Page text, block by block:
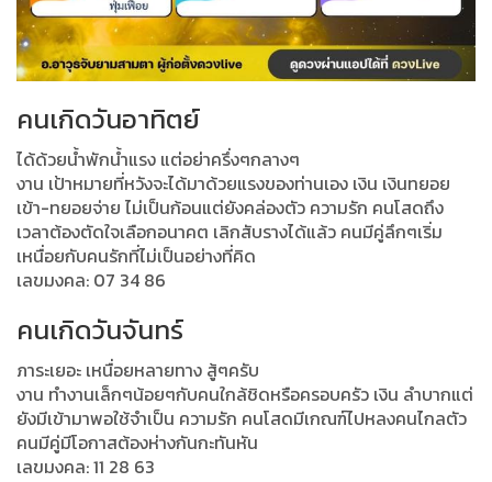
คนเกิดวันอาทิตย์
ได้ด้วยน้ำพักน้ำแรง แต่อย่าครึ่งๆกลางๆ
งาน เป้าหมายที่หวังจะได้มาด้วยแรงของท่านเอง เงิน เงินทยอย
เข้า-ทยอยจ่าย ไม่เป็นก้อนแต่ยังคล่องตัว ความรัก คนโสดถึง
เวลาต้องตัดใจเลือกอนาคต เลิกสับรางได้แล้ว คนมีคู่ลึกๆเริ่ม
เหนื่อยกับคนรักที่ไม่เป็นอย่างที่คิด
เลขมงคล: 07 34 86
คนเกิดวันจันทร์
ภาระเยอะ เหนื่อยหลายทาง สู้ๆครับ
งาน ทำงานเล็กๆน้อยๆกับคนใกล้ชิดหรือครอบครัว เงิน ลำบากแต่
ยังมีเข้ามาพอใช้จำเป็น ความรัก คนโสดมีเกณฑ์ไปหลงคนไกลตัว
คนมีคู่มีโอกาสต้องห่างกันกะทันหัน
เลขมงคล: 11 28 63